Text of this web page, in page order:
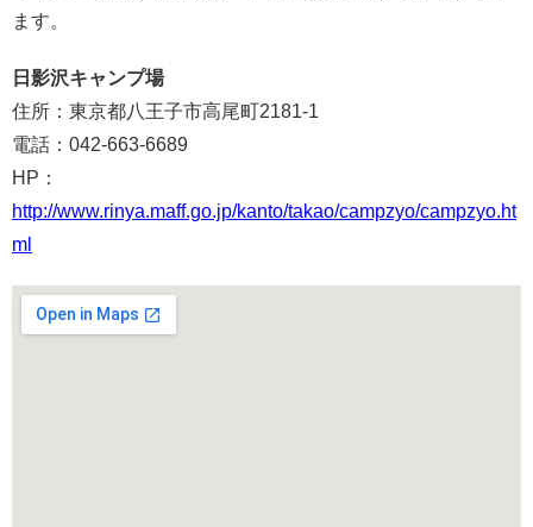
ます。
日影沢キャンプ場
住所：東京都八王子市高尾町2181-1
電話：042-663-6689
HP：
http://www.rinya.maff.go.jp/kanto/takao/campzyo/campzyo.ht
ml